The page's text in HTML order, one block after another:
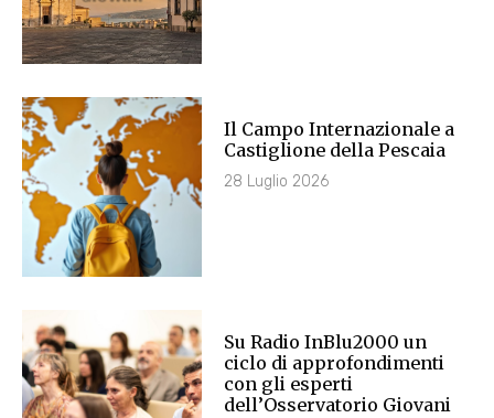
Il Campo Internazionale a
Castiglione della Pescaia
28 Luglio 2026
Su Radio InBlu2000 un
ciclo di approfondimenti
con gli esperti
dell’Osservatorio Giovani